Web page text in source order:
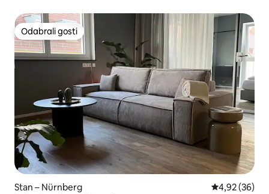
Odabrali gosti
Odabrali gosti
Stan – Nürnberg Prosječna
4,92 (36)